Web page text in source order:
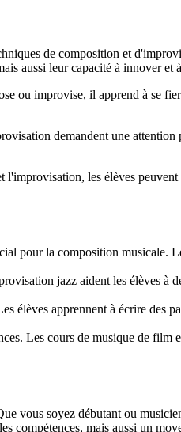
de composition et
aussi leur capacité à innover et
ou improvise, il apprend à se
demandent une
les élèves
pour la composition musicale.
jazz aident les élèves à
élèves apprennent à écrire des
Les cours de musique de film
vous soyez débutant ou
compétences, mais aussi un